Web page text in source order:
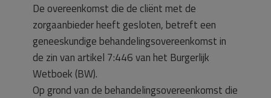
De overeenkomst die de cliënt met de
zorgaanbieder heeft gesloten, betreft een
geneeskundige behandelingsovereenkomst in
de zin van artikel 7:446 van het Burgerlijk
Wetboek (BW).
Op grond van de behandelingsovereenkomst die